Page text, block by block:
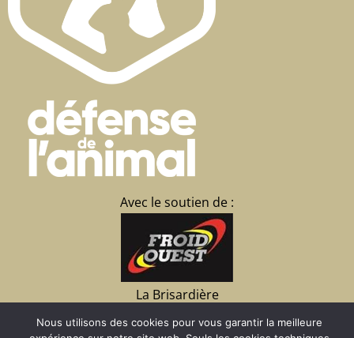
Avec le soutien de :
La Brisardière
d’Ille et Vilaine
Nous utilisons des cookies pour vous garantir la meilleure